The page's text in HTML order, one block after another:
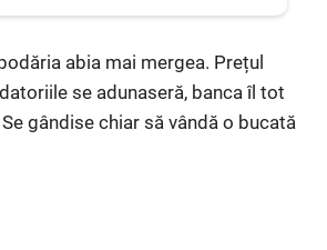
abia mai mergea. Prețul
se adunaseră, banca îl tot
gândise chiar să vândă o bucată